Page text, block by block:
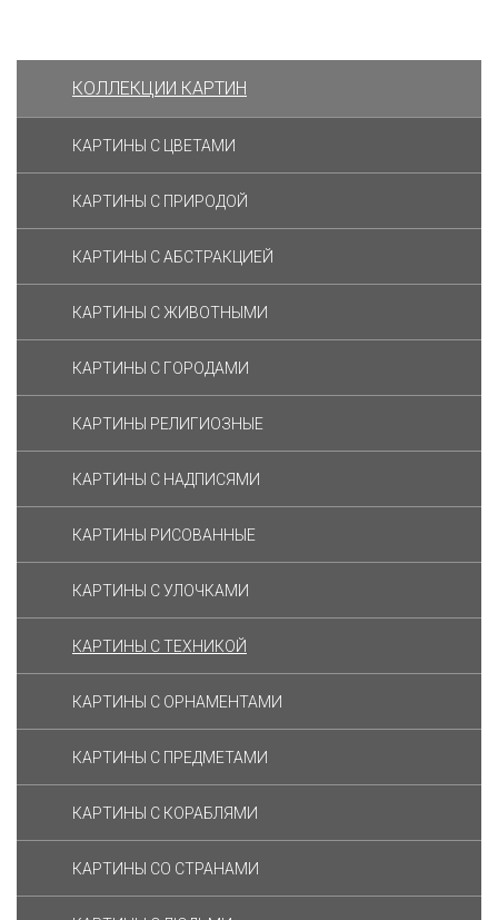
КОЛЛЕКЦИИ КАРТИН
КАРТИНЫ С ЦВЕТАМИ
КАРТИНЫ С ПРИРОДОЙ
КАРТИНЫ С АБСТРАКЦИЕЙ
КАРТИНЫ С ЖИВОТНЫМИ
КАРТИНЫ С ГОРОДАМИ
КАРТИНЫ РЕЛИГИОЗНЫЕ
КАРТИНЫ С НАДПИСЯМИ
КАРТИНЫ РИСОВАННЫЕ
КАРТИНЫ С УЛОЧКАМИ
КАРТИНЫ C ТЕХНИКОЙ
КАРТИНЫ С ОРНАМЕНТАМИ
КАРТИНЫ С ПРЕДМЕТАМИ
КАРТИНЫ С КОРАБЛЯМИ
КАРТИНЫ СО СТРАНАМИ